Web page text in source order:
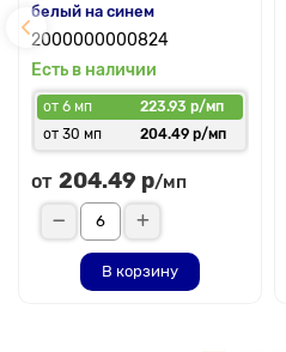
белый на синем
2000000000824
Есть в наличии
от 6 мп
223.93 р/мп
от 30 мп
204.49 р/мп
от 204.49 р/мп
В корзину